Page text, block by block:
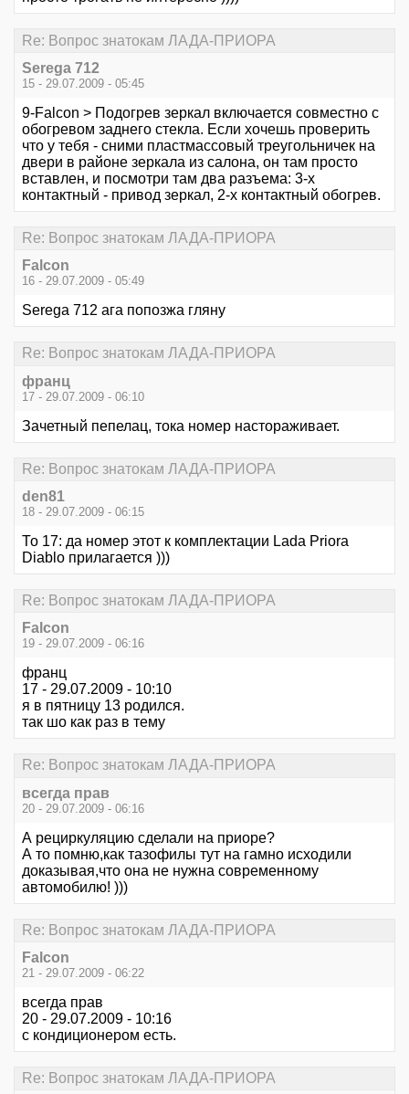
Re: Вопрос знатокам ЛАДА-ПРИОРА
Serega 712
15 - 29.07.2009 - 05:45
9-Falcon > Подогрев зеркал включается совместно с
обогревом заднего стекла. Если хочешь проверить
что у тебя - сними пластмассовый треугольничек на
двери в районе зеркала из салона, он там просто
вставлен, и посмотри там два разъема: 3-х
контактный - привод зеркал, 2-х контактный обогрев.
Re: Вопрос знатокам ЛАДА-ПРИОРА
Falcon
16 - 29.07.2009 - 05:49
Serega 712 ага попозжа гляну
Re: Вопрос знатокам ЛАДА-ПРИОРА
франц
17 - 29.07.2009 - 06:10
Зачетный пепелац, тока номер настораживает.
Re: Вопрос знатокам ЛАДА-ПРИОРА
den81
18 - 29.07.2009 - 06:15
То 17: да номер этот к комплектации Lada Priora
Diablo прилагается )))
Re: Вопрос знатокам ЛАДА-ПРИОРА
Falcon
19 - 29.07.2009 - 06:16
франц
17 - 29.07.2009 - 10:10
я в пятницу 13 родился.
так шо как раз в тему
Re: Вопрос знатокам ЛАДА-ПРИОРА
всегда прав
20 - 29.07.2009 - 06:16
А рециркуляцию сделали на приоре?
А то помню,как тазофилы тут на гамно исходили
доказывая,что она не нужна современному
автомобилю! )))
Re: Вопрос знатокам ЛАДА-ПРИОРА
Falcon
21 - 29.07.2009 - 06:22
всегда прав
20 - 29.07.2009 - 10:16
с кондиционером есть.
Re: Вопрос знатокам ЛАДА-ПРИОРА